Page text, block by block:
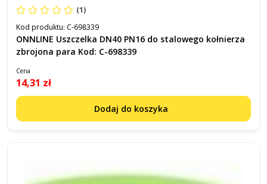
(1)
Kod produktu: C-698339
ONNLINE Uszczelka DN40 PN16 do stalowego kołnierza
zbrojona para Kod: C-698339
Cena
14,31 zł
Dodaj do koszyka